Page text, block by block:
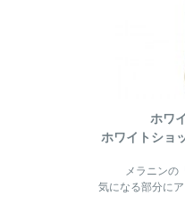
ホワ
ホワイトショ
メラニンの
気になる部分に